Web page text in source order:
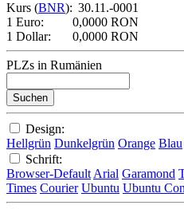
Kurs (BNR): 30.11.-0001
1 Euro:
0,0000 RON
1 Dollar:
0,0000 RON
PLZs in Rumänien
Design:
Hellgrün Dunkelgrün Orange Blau
Schrift:
Browser-Default Arial Garamond
Times Courier Ubuntu Ubuntu